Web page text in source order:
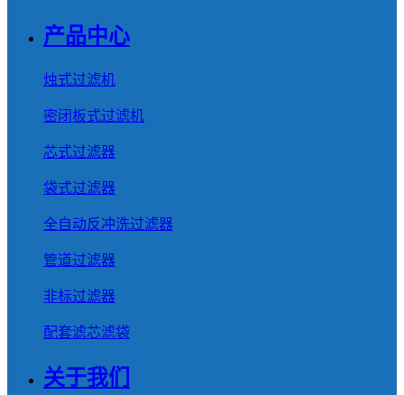
产品中心
烛式过滤机
密闭板式过滤机
芯式过滤器
袋式过滤器
全自动反冲洗过滤器
管道过滤器
非标过滤器
配套滤芯滤袋
关于我们